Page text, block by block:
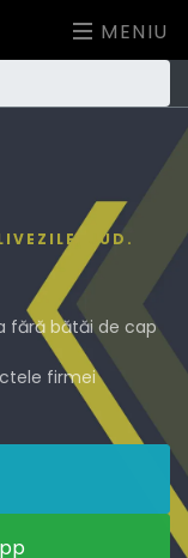
MENIU
JUD.
fără bătăi de cap
firmei